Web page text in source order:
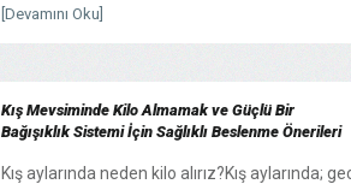
[Devamını Oku]
Kış Mevsiminde Kilo Almamak ve Güçlü Bir
Bağışıklık Sistemi İçin Sağlıklı Beslenme Önerileri
Kış aylarında neden kilo alırız?Kış aylarında;